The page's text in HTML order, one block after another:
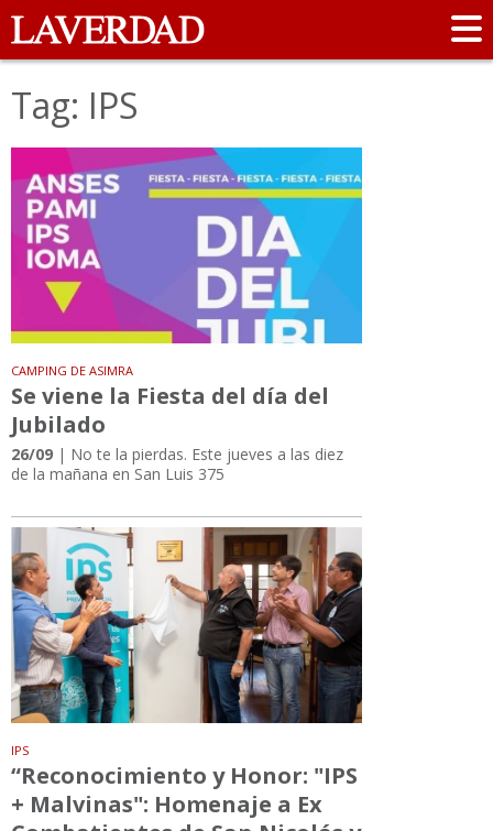
Tag: IPS
CAMPING DE ASIMRA
Se viene la Fiesta del día del
Jubilado
26/09 | No te la pierdas. Este jueves a las diez
de la mañana en San Luis 375
IPS
“Reconocimiento y Honor: "IPS
+ Malvinas": Homenaje a Ex